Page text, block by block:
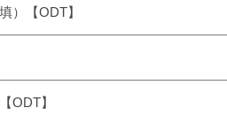
）【ODT】
ODT】